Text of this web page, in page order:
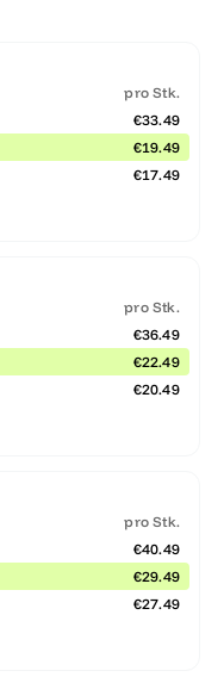
pro Stk.
€33.49
€19.49
€17.49
pro Stk.
€36.49
€22.49
€20.49
pro Stk.
€40.49
€29.49
€27.49